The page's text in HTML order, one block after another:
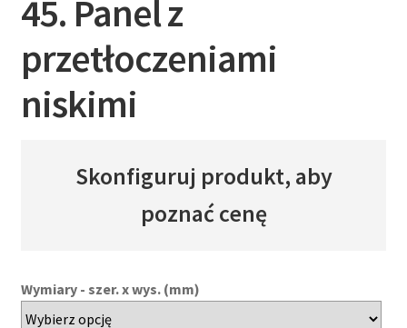
45. Panel z
przetłoczeniami
niskimi
Skonfiguruj produkt, aby
poznać cenę
Wymiary - szer. x wys. (mm)